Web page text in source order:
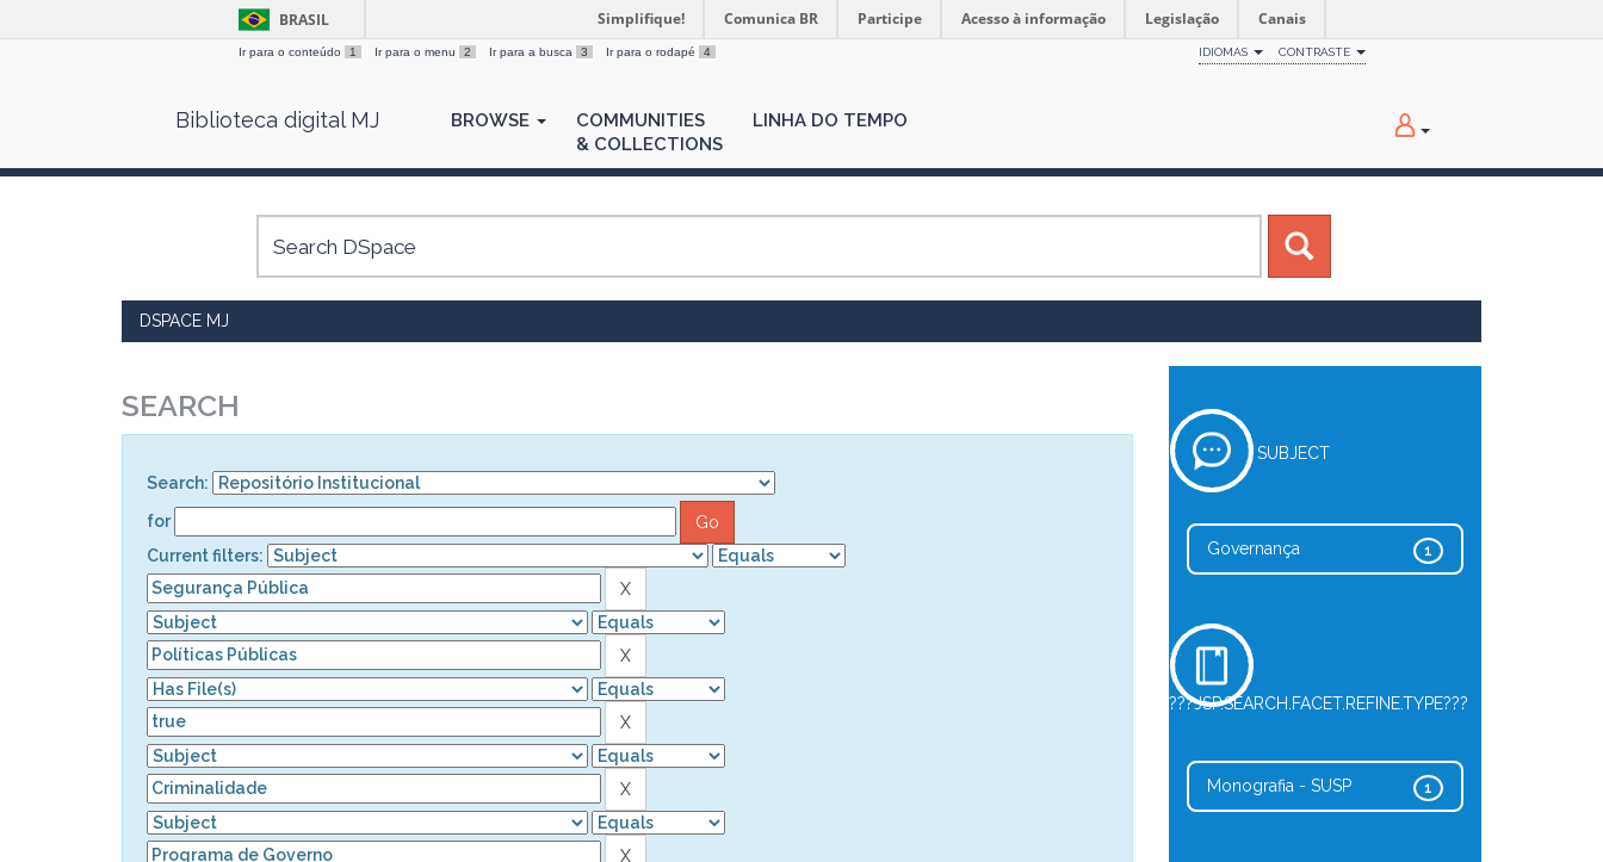
BRASIL Simplifique! Comunica BR Participe Acesso à informação Legislação Canais
Ir para o conteúdo 1 Ir para o menu 2 Ir para a busca 3 Ir para o rodapé 4 IDIOMAS CONTRASTE
Biblioteca digital MJ BROWSE
COMMUNITIES
& COLLECTIONS
LINHA DO TEMPO
DSPACE MJ
SEARCH
Search:
for
Current filters:
SUBJECT
1
Governança
???JSP.SEARCH.FACET.REFINE.TYPE???
1
Monografia - SUSP